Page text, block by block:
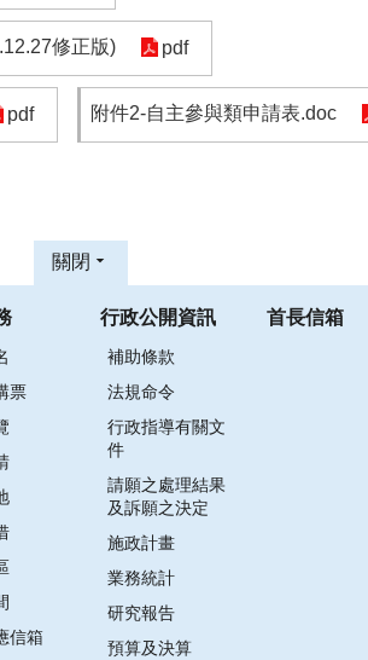
修正版) pdf
pdf 附件2-自主參與類申請表.doc
關閉
票
信箱
行政公開資訊
補助條款
法規命令
行政指導有關文
件
請願之處理結果
及訴願之決定
施政計畫
業務統計
研究報告
預算及決算
首長信箱